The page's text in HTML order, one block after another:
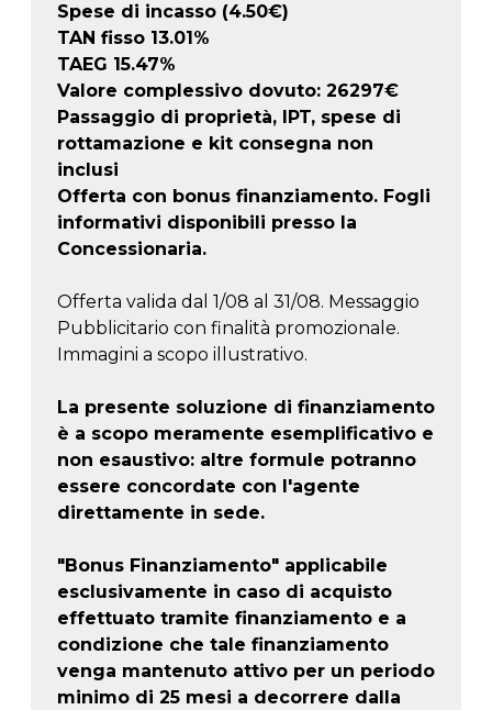
Spese di incasso (4.50€)
TAN fisso 13.01%
TAEG 15.47%
Valore complessivo dovuto: 26297€
Passaggio di proprietà, IPT, spese di
rottamazione e kit consegna non
inclusi
Offerta con bonus finanziamento. Fogli
informativi disponibili presso la
Concessionaria.
Offerta valida dal 1/08 al 31/08. Messaggio
Pubblicitario con finalità promozionale.
Immagini a scopo illustrativo.
La presente soluzione di finanziamento
è a scopo meramente esemplificativo e
non esaustivo: altre formule potranno
essere concordate con l'agente
direttamente in sede.
"Bonus Finanziamento" applicabile
esclusivamente in caso di acquisto
effettuato tramite finanziamento e a
condizione che tale finanziamento
venga mantenuto attivo per un periodo
minimo di 25 mesi a decorrere dalla